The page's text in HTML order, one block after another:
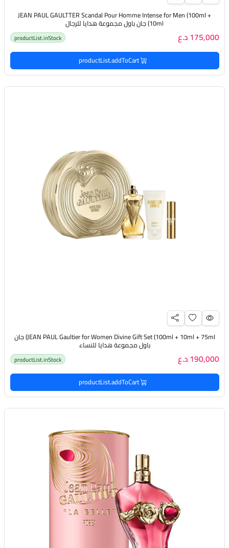
JEAN PAUL GAULTTER Scandal Pour Homme Intense for Men (100ml +
10ml) جان باول مجموعة هدايا للرجال
175,000 د.ع productList.inStock
productList.addToCart
JEAN PAUL Gaultier for Women Divine Gift Set (100ml + 10ml + 75ml) جان
باول مجموعة هدايا للنساء
190,000 د.ع productList.inStock
productList.addToCart